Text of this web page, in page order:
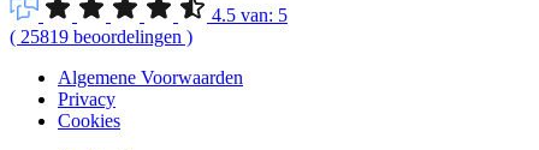
4.5 van: 5
( 25819 beoordelingen )
Algemene Voorwaarden
Privacy
Cookies